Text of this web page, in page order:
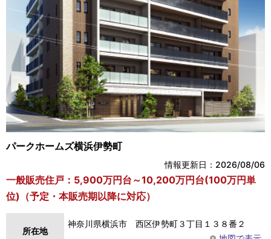
パークホームズ横浜伊勢町
情報更新日：2026/08/06
一般販売住戸：5,900万円台～10,200万円台(100万円単
位)（予定・本販売期以降に対応）
所在地
神奈川県横浜市 西区伊勢町３丁目１３８番２